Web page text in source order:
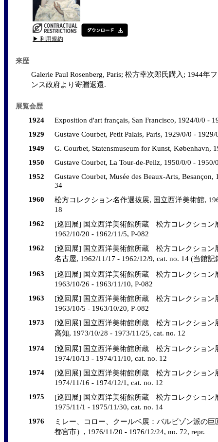
▶ 利用規約
来歴
Galerie Paul Rosenberg, Paris; 松方幸次郎氏購入; 1944年
ンス政府より寄贈返還.
展覧会歴
1924
Exposition d'art français, San Francisco, 1924/0/0 -
1929
Gustave Courbet, Petit Palais, Paris, 1929/0/0 -
1949
G. Courbet, Statensmuseum for Kunst, København,
1950
Gustave Courbet, La Tour-de-Peilz, 1950/0/0 - 1950/
1952
Gustave Courbet, Musée des Beaux-Arts,
34
1960
松方コレクション名作選抜展, 国立西洋美術館,
18
1962
[巡回展] 国立西洋美術館所蔵 松方コレクション
1962/10/20 - 1962/11/5, P-082
1962
[巡回展] 国立西洋美術館所蔵 松方コレクション
名古屋, 1962/11/17 - 1962/12/9, cat. no. 14 (当館
1963
[巡回展] 国立西洋美術館所蔵 松方コレクション
1963/10/26 - 1963/11/10, P-082
1963
[巡回展] 国立西洋美術館所蔵 松方コレクション
1963/10/5 - 1963/10/20, P-082
1973
[巡回展] 国立西洋美術館所蔵 松方コレクション
高知, 1973/10/28 - 1973/11/25, cat. no. 12
1974
[巡回展] 国立西洋美術館所蔵 松方コレクション
1974/10/13 - 1974/11/10, cat. no. 12
1974
[巡回展] 国立西洋美術館所蔵 松方コレクション
1974/11/16 - 1974/12/1, cat. no. 12
1975
[巡回展] 国立西洋美術館所蔵 松方コレクション
1975/11/1 - 1975/11/30, cat. no. 14
1976
ミレー、コロー、クールベ展：バルビゾン派の
都宮市）, 1976/11/20 - 1976/12/24, no. 72, repr.